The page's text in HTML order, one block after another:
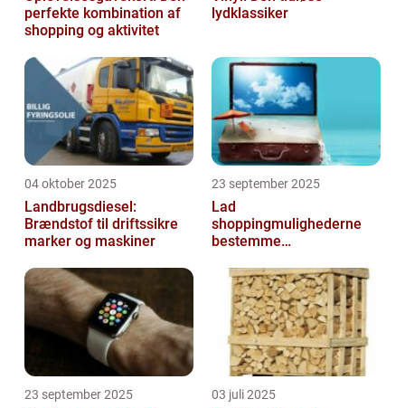
perfekte kombination af
shopping og aktivitet
lydklassiker
04 oktober 2025
Landbrugsdiesel:
Brændstof til driftssikre
marker og maskiner
23 september 2025
Lad
shoppingmulighederne
bestemme
23 september 2025 03 juli 2025